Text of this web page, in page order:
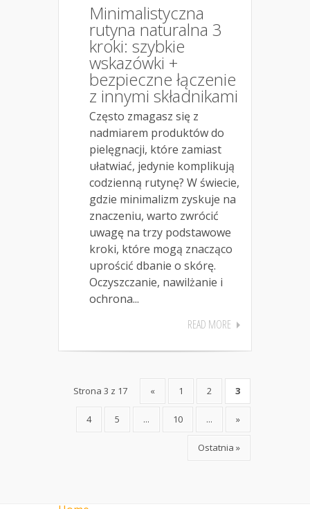
Minimalistyczna
rutyna naturalna 3
kroki: szybkie
wskazówki +
bezpieczne łączenie
z innymi składnikami
Często zmagasz się z
nadmiarem produktów do
pielęgnacji, które zamiast
ułatwiać, jedynie komplikują
codzienną rutynę? W świecie,
gdzie minimalizm zyskuje na
znaczeniu, warto zwrócić
uwagę na trzy podstawowe
kroki, które mogą znacząco
uprościć dbanie o skórę.
Oczyszczanie, nawilżanie i
ochrona...
READ MORE
Strona 3 z 17 « 1 2 3
4 5 ... 10 ... »
Ostatnia »